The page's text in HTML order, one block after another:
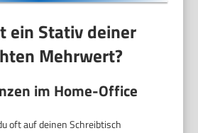
ein Stativ deiner
Mehrwert?
im Home-Office
oft auf deinen Schreibtisch